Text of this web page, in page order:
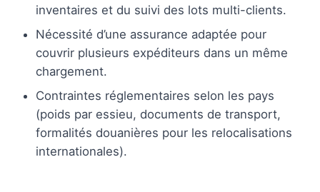
inventaires et du suivi des lots multi-clients.
Nécessité d’une assurance adaptée pour
couvrir plusieurs expéditeurs dans un même
chargement.
Contraintes réglementaires selon les pays
(poids par essieu, documents de transport,
formalités douanières pour les relocalisations
internationales).